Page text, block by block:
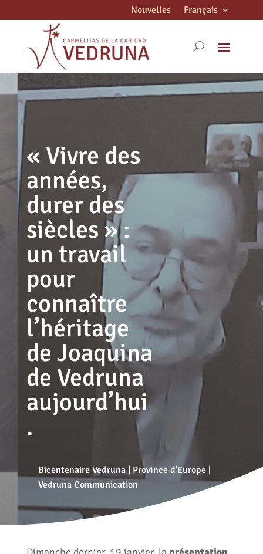
Nouvelles Français
« Vivre des
années,
durer des
siècles » :
un travail
pour
connaître
l’héritage
de Joaquina
de Vedruna
aujourd’hui
.
Bicentenaire Vedruna|Province d'Europe|
Vedruna Communication